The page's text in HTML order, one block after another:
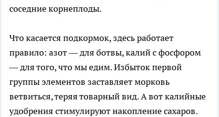
соседние корнеплоды.
Что касается подкормок, здесь работает
правило: азот — для ботвы, калий с фосфором
— для того, что мы едим. Избыток первой
группы элементов заставляет морковь
ветвиться, теряя товарный вид. А вот калийные
удобрения стимулируют накопление сахаров.